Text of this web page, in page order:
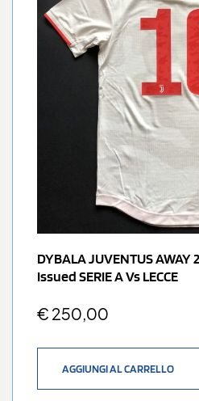
DYBALA JUVENTUS
Issued SERIE A Vs LECCE
€ 250,00
AGGIUNGI AL CARRELLO